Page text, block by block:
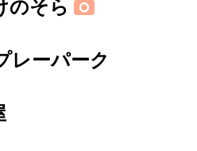
のそら
レーパーク